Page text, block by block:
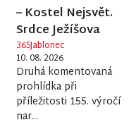
– Kostel Nejsvět.
Srdce Ježíšova
365Jablonec
10. 08. 2026
Druhá komentovaná
prohlídka při
příležitosti 155. výročí
nar...